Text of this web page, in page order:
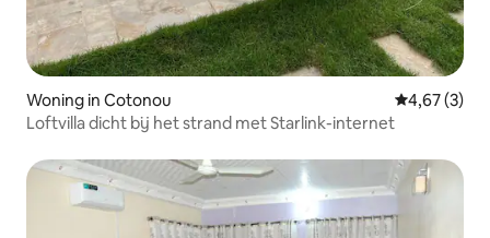
Woning in Cotonou
4,67 (3)
Loftvilla dicht bij het strand met Starlink-internet